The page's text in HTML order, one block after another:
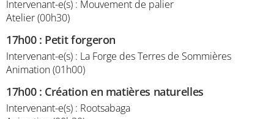
Intervenant-e(s) : Mouvement de palier
Atelier (00h30)
17h00: Petit forgeron
Intervenant-e(s) : La Forge des Terres de Sommières
Animation (01h00)
17h00: Création en matières naturelles
Intervenant-e(s) : Rootsabaga